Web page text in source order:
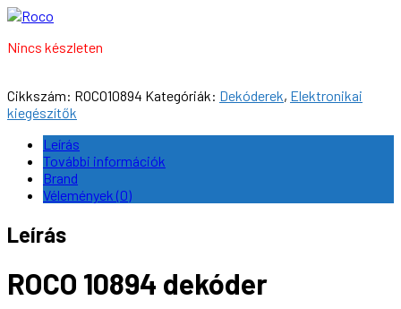
Nincs készleten
Cikkszám: ROCO10894 Kategóriák: Dekóderek, Elektronikai
kiegészítők
Leírás
További információk
Brand
Vélemények (0)
Leírás
ROCO 10894 dekóder